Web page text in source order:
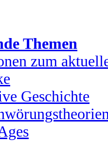
Themen
zum
Geschichte